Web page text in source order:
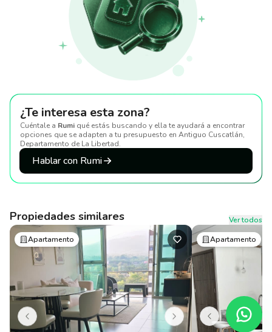
¿Te interesa esta zona?
Cuéntale a Rumi qué estás buscando y ella te ayudará a encontrar
opciones que se adapten a tu presupuesto en Antiguo Cuscatlán,
Departamento de La Libertad.
Hablar con Rumi
Propiedades similares
Ver todos
Apartamento
Apartamento